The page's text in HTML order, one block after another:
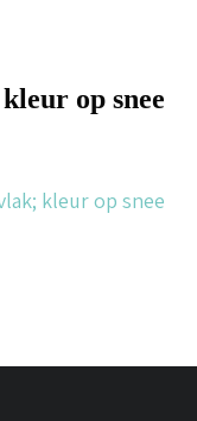
op snee